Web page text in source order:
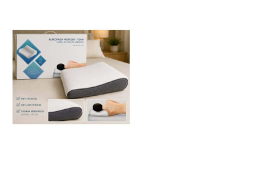
Trocas e Devoluções
Termos e condições